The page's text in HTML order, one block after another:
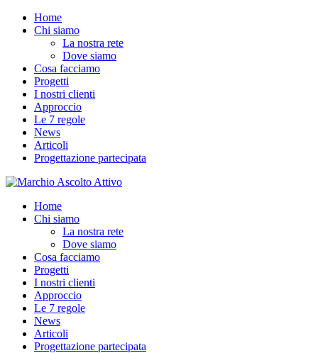
Home
Chi siamo
La nostra rete
Dove siamo
Cosa facciamo
Progetti
I nostri clienti
Approccio
Le 7 regole
News
Articoli
Progettazione partecipata
Home
Chi siamo
La nostra rete
Dove siamo
Cosa facciamo
Progetti
I nostri clienti
Approccio
Le 7 regole
News
Articoli
Progettazione partecipata